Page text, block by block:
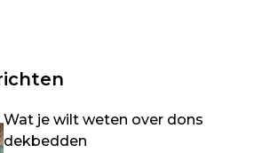
Wat je wilt weten over dons
dekbedden